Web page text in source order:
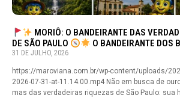
MORIÔ: O BANDEIRANTE DAS
DE SÃO PAULO
O BANDEIRANTE DOS
31 DE JULHO, 2026
https://maroviana.com.br/wp-content/uploads/
2026-07-31-at-11.14.00.mp4 Não em busca de
mas das verdadeiras riquezas de São Paulo: sua